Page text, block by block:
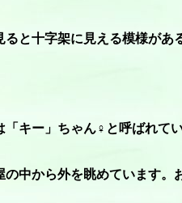
ると十字架に見える模様が
キー」ちゃん♀と呼ばれてい
の中から外を眺めています。